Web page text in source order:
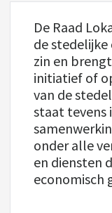
De Raad
de stedelijke
zin en
initiatief of
van de
staat tevens
onder alle
en diensten
economisch